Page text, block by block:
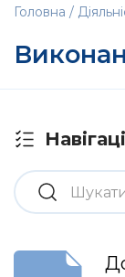
Головна